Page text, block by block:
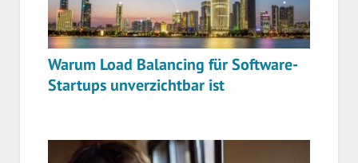
Warum Load Balancing für Software-
Startups unverzichtbar ist